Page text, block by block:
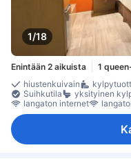
1/18
Enintään 2 aikuista
1
hiustenkuivain
Suihkutila
yksityinen
langaton internet